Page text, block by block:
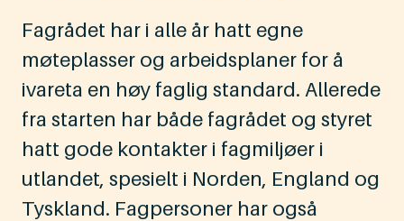
Fagrådet har i alle år hatt egne
møteplasser og arbeidsplaner for å
ivareta en høy faglig standard. Allerede
fra starten har både fagrådet og styret
hatt gode kontakter i fagmiljøer i
utlandet, spesielt i Norden, England og
Tyskland. Fagpersoner har også